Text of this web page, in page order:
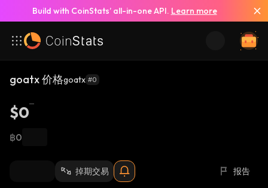
Build with CoinStats’ all-in-one API. Learn more
goatx 价格goatx #0
$0
฿0
掉期交易 报告